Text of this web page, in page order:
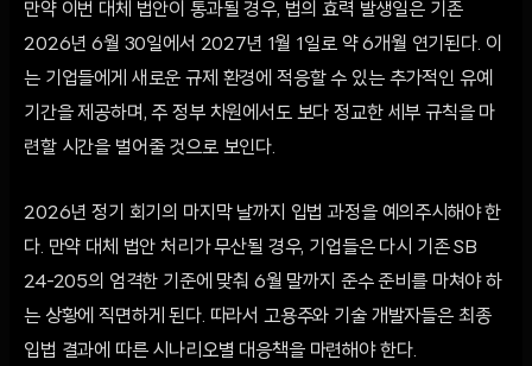
만약 이번 대체 법안이 통과될 경우, 법의 효력 발생일은 기존
2026년 6월 30일에서 2027년 1월 1일로 약 6개월 연기된다. 이
는 기업들에게 새로운 규제 환경에 적응할 수 있는 추가적인 유예
기간을 제공하며, 주 정부 차원에서도 보다 정교한 세부 규칙을 마
련할 시간을 벌어줄 것으로 보인다.
2026년 정기 회기의 마지막 날까지 입법 과정을 예의주시해야 한
다. 만약 대체 법안 처리가 무산될 경우, 기업들은 다시 기존 SB
24-205의 엄격한 기준에 맞춰 6월 말까지 준수 준비를 마쳐야 하
는 상황에 직면하게 된다. 따라서 고용주와 기술 개발자들은 최종
입법 결과에 따른 시나리오별 대응책을 마련해야 한다.